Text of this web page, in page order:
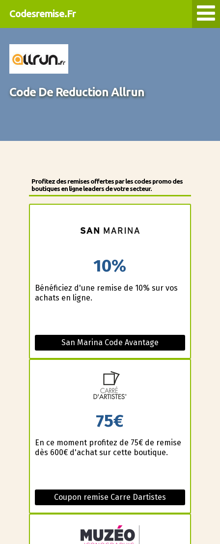
Codesremise.Fr
Code De Reduction Allrun
Profitez des remises offertes par les codes promo des
boutiques en ligne leaders de votre secteur.
10%
Bénéficiez d'une remise de 10% sur vos
achats en ligne.
San Marina Code Avantage
75€
En ce moment profitez de 75€ de remise
dès 600€ d'achat sur cette boutique.
Coupon remise Carre Dartistes